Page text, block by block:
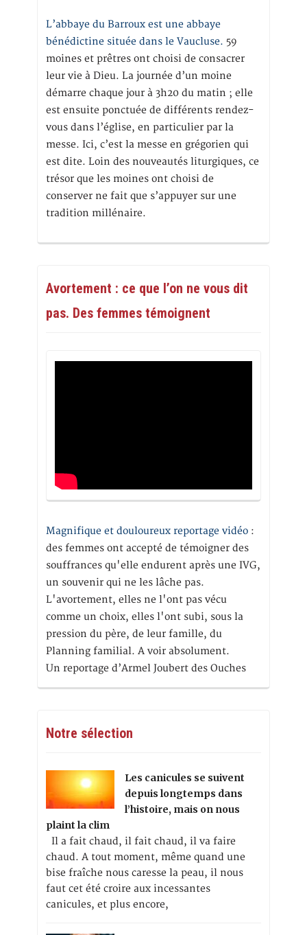
L’abbaye du Barroux est une abbaye
bénédictine située dans le Vaucluse. 59
moines et prêtres ont choisi de consacrer
leur vie à Dieu. La journée d’un moine
démarre chaque jour à 3h20 du matin ; elle
est ensuite ponctuée de différents rendez-
vous dans l’église, en particulier par la
messe. Ici, c’est la messe en grégorien qui
est dite. Loin des nouveautés liturgiques, ce
trésor que les moines ont choisi de
conserver ne fait que s’appuyer sur une
tradition millénaire.
Avortement : ce que l’on ne vous dit
pas. Des femmes témoignent
Magnifique et douloureux reportage vidéo :
des femmes ont accepté de témoigner des
souffrances qu'elle endurent après une IVG,
un souvenir qui ne les lâche pas.
L'avortement, elles ne l'ont pas vécu
comme un choix, elles l'ont subi, sous la
pression du père, de leur famille, du
Planning familial. A voir absolument.
Un reportage d’Armel Joubert des Ouches
Notre sélection
Les canicules se suivent
depuis longtemps dans
l’histoire, mais on nous
plaint la clim
Il a fait chaud, il fait chaud, il va faire
chaud. A tout moment, même quand une
bise fraîche nous caresse la peau, il nous
faut cet été croire aux incessantes
canicules, et plus encore,